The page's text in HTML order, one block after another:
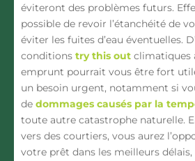
éviteront des problèmes futurs.
possible de revoir l’étanchéité de
éviter les fuites d’eau éventuelles.
conditions try this out climatiques
emprunt pourrait vous être fort
un besoin urgent, notamment si
de dommages causés par la
toute autre catastrophe naturelle.
vers des courtiers, vous aurez
votre prêt dans les meilleurs délais,